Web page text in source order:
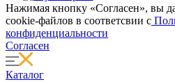
Нажимая кнопку «Согласен», вы
cookie-файлов в соответсвии с
конфиденциальности
Согласен
Каталог